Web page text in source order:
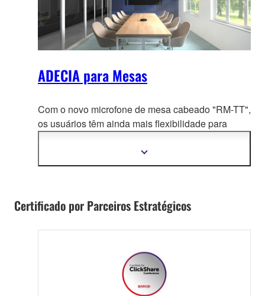
ADECIA para Mesas
Com o novo microfone de mesa cabeado "RM-TT",
os usuários têm ainda maisflexibilidade para
Mostrar
Certificado por Parceiros Estratégicos